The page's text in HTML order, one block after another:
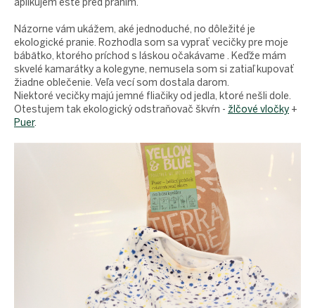
fľaše
Starostlivosť
o telo
proEXPORT_sk
Eko
domácnosť
teraz
Názorne vám ukážem, aké jednoduché, no dôležité je
ekologické pranie. Rozhodla som sa vyprať vecičky pre moje
bábätko, ktorého príchod s láskou očakávame . Keďže mám
skvelé kamarátky a kolegyne, nemusela som si zatiaľ kupovať
žiadne oblečenie. Veľa vecí som dostala darom.
Niektoré vecičky majú jemné fliačiky od jedla, ktoré nešli dole.
Otestujem tak ekologický odstraňovač škvŕn - žlčové vločky +
Puer.